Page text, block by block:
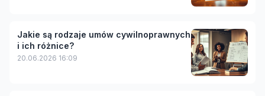
Jakie są rodzaje umów cywilnoprawnych
i ich różnice?
20.06.2026 16:09